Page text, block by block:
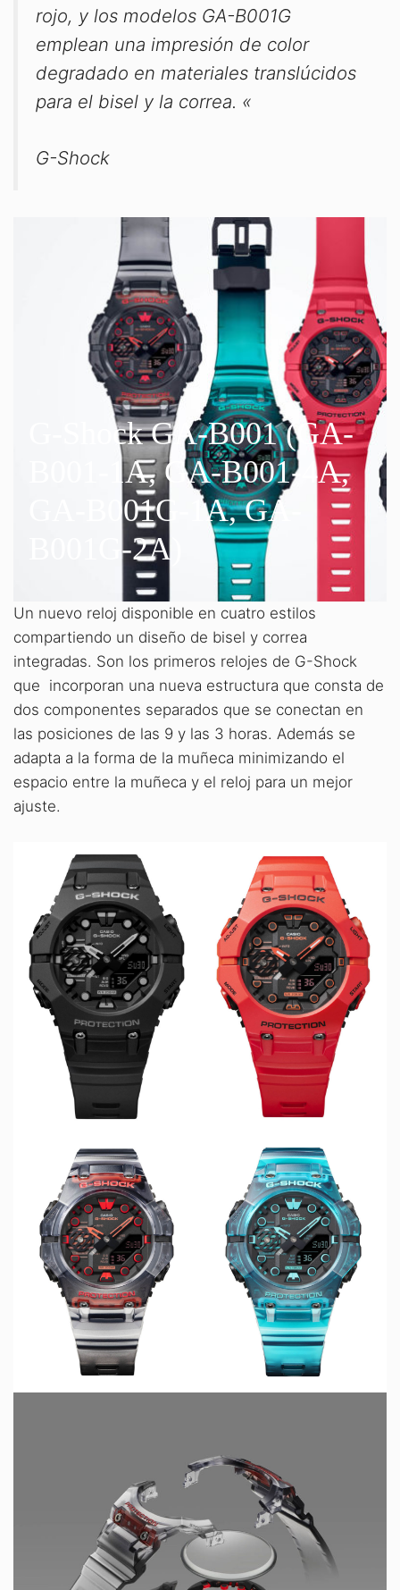
rojo, y los modelos GA-B001G
emplean una impresión de color
degradado en materiales translúcidos
para el bisel y la correa. «
G-Shock
G-Shock GA-B001 (GA-
B001-1A, GA-B001-4A,
GA-B001G-1A, GA-
B001G-2A)
Un nuevo reloj disponible en cuatro estilos
compartiendo un diseño de bisel y correa
integradas. Son los primeros relojes de G-Shock
que incorporan una nueva estructura que consta de
dos componentes separados que se conectan en
las posiciones de las 9 y las 3 horas. Además se
adapta a la forma de la muñeca minimizando el
espacio entre la muñeca y el reloj para un mejor
ajuste.